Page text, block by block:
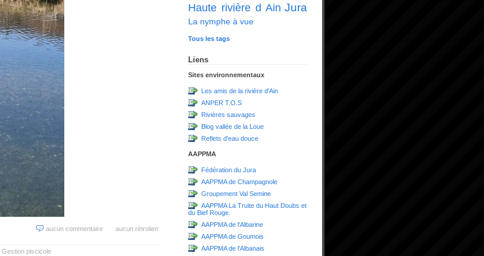
aucun commentaire aucun rétrolien
Gestion piscicole
Haute rivière d Ain Jura
La nymphe à vue
Tous les tags
Liens
Sites environnementaux
Les amis de la rivière d'Ain
ANPER T.O.S
Rivières sauvages
Blog vallée de la Loue
Reflets d'eau douce
AAPPMA
Fédération du Jura
AAPPMA de Champagnole
Groupement Val Semine
AAPPMA La Truite du Haut Doubs et
du Bief Rouge.
AAPPMA de l'Albarine
AAPPMA de Goumois
AAPPMA de l'Albanais